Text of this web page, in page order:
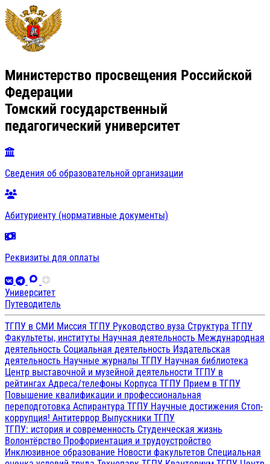
Министерство просвещения Российской
Федерации
Томский государственный
педагогический университет
Сведения об образовательной организации
Абитуриенту (нормативные документы)
Реквизиты для оплаты
Университет
Путеводитель
ТГПУ в СМИ Миссия ТГПУ Руководство вуза Структура ТГПУ
Факультеты, институты Научная деятельность Международная
деятельность Социальная деятельность Издательская
деятельность Научные журналы ТГПУ Научная библиотека
Центр выставочной и музейной деятельности ТГПУ в
рейтингах Адреса/телефоны Корпуса ТГПУ Прием в ТГПУ
Повышение квалификации и профессиональная
переподготовка Аспирантура ТГПУ Научные достижения Стоп-
коррупция! Антитеррор Выпускники ТГПУ
ТГПУ: история и современность Студенческая жизнь
Волонтёрство Профориентация и трудоустройство
Инклюзивное образование Новости факультетов Специальная